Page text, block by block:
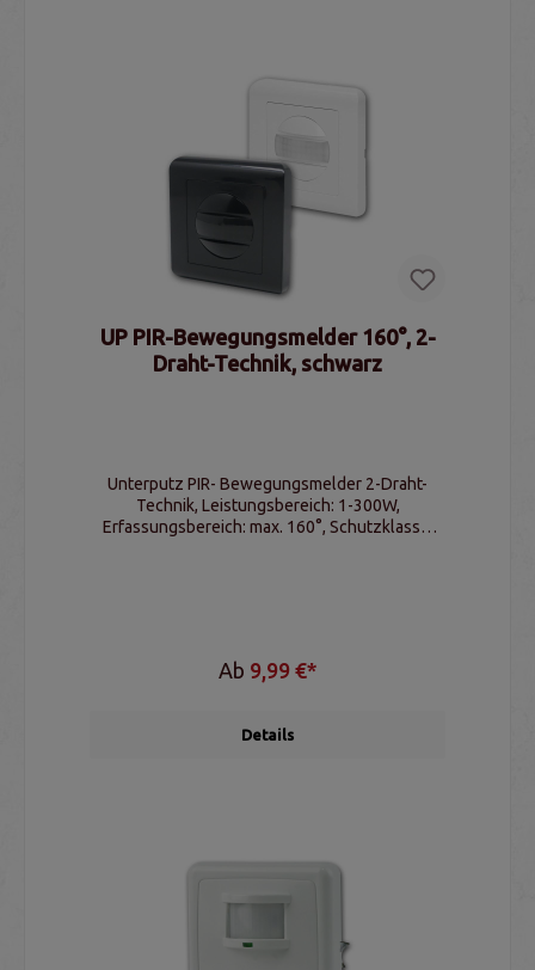
UP PIR-Bewegungsmelder 160°, 2-
Draht-Technik, schwarz
Unterputz PIR- Bewegungsmelder 2-Draht-
Technik, Leistungsbereich: 1-300W,
Erfassungsbereich: max. 160°, Schutzklasse:
Ab 9,99 €*
Details